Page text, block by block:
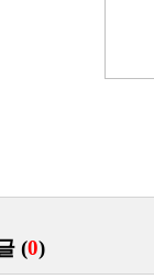
(0)